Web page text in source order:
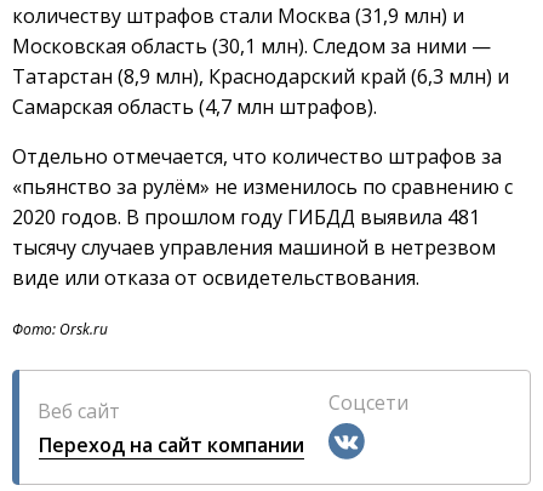
количеству штрафов стали Москва (31,9 млн) и
Московская область (30,1 млн). Следом за ними —
Татарстан (8,9 млн), Краснодарский край (6,3 млн) и
Самарская область (4,7 млн штрафов).
Отдельно отмечается, что количество штрафов за
«пьянство за рулём» не изменилось по сравнению с
2020 годов. В прошлом году ГИБДД выявила 481
тысячу случаев управления машиной в нетрезвом
виде или отказа от освидетельствования.
Фото: Orsk.ru
Веб сайт
Переход на сайт компании
Соцсети